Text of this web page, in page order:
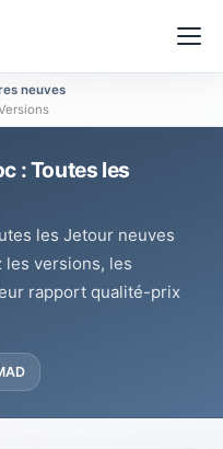
neuves
: Toutes les
les Jetour neuves
les versions, les
rapport qualité-prix